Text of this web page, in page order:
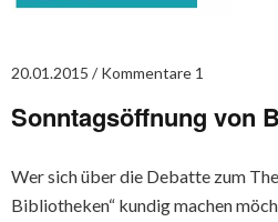
20.01.2015 Kommentare 1
Sonntagsöffnung von
Wer sich über die Debatte zum
Bibliotheken“ kundig machen